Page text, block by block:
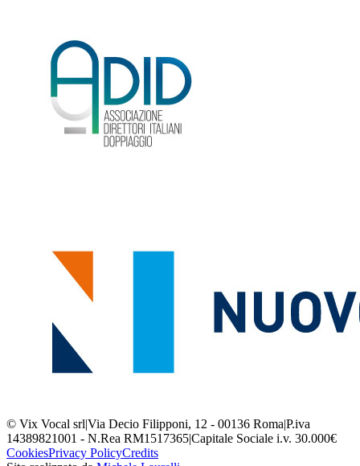
© Vix Vocal srl|Via Decio Filipponi, 12 - 00136 Roma|P.iva
14389821001 - N.Rea RM1517365|Capitale Sociale i.v. 30.000€
CookiesPrivacy PolicyCredits